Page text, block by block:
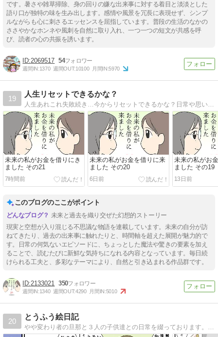
です。暑さや雑草掃除、身の回りの嫌な出来事に対する着目と淡淡とした
語り口が独特の味を生み出します。感情や風景を冗長に表現せず、シンプ
ルながらも心に刺さるエッセンスを屈指しています。普段の生活のなかの
ささやかなホンネや風刺を自然に取り入れ、一つ一つの短文が共感を呼
び、読者の心の共振を誘います。
2069517 54
週間IN:1370 週間OUT:10100 月間IN:5970
19
人生リセットできるかな？
人生あれこれ失敗続き…今からリセットできるかな？日常や思い出、創作、パロディ…その他もろもろ何でもありのマンガブログです。
未来の私がお金を借りにき
ました その21
7時間前
未来の私がお金を借りに来
ました その20
6日前
未来の私がお
ました その19
13日前
このブログのここがポイント
未来と過去を織り交ぜた幻想的ストーリー
現実と空想が入り混じる不思議な物語を連載しています。未来の自分が訪
ねてきたり、過去の出来事に触れたりと、時間軸を超えた展開が魅力的で
す。日常の何気ないエピソードに、ちょっとした魔法や驚きの要素を加え
ることで、読むたびに新鮮な気持ちになれる内容となっています。毎日続
けられる工夫と、多彩なテーマにより、自然と引き込まれる作品群です。
2133021 350
週間IN:1340 週間OUT:4290 月間IN:5010
20
とうふう絵日記